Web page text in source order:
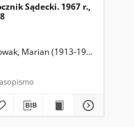
Dziwik, Kazimierz (1931-1991).
Sądecki. 1967 r.,
Marian (1913-1991).